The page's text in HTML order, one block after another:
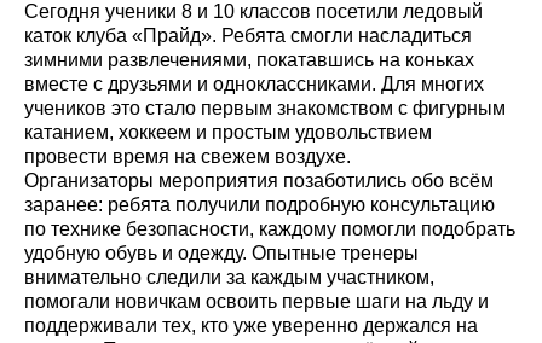
Сегодня ученики 8 и 10 классов посетили ледовый
каток клуба «Прайд». Ребята смогли насладиться
зимними развлечениями, покатавшись на коньках
вместе с друзьями и одноклассниками. Для многих
учеников это стало первым знакомством с фигурным
катанием, хоккеем и простым удовольствием
провести время на свежем воздухе.
Организаторы мероприятия позаботились обо всём
заранее: ребята получили подробную консультацию
по технике безопасности, каждому помогли подобрать
удобную обувь и одежду. Опытные тренеры
внимательно следили за каждым участником,
помогали новичкам освоить первые шаги на льду и
поддерживали тех, кто уже уверенно держался на